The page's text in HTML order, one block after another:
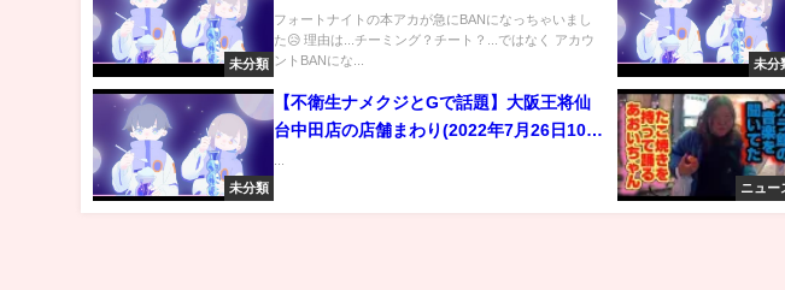
未分類
フォートナイトの本アカが急にBANになっちゃいまし
た😥 理由は...チーミング？チート？...ではなく アカウ
ントBANにな...
未分
未分類
【不衛生ナメクジとGで話題】大阪王将仙
台中田店の店舗まわり(2022年7月26日10時
ニュー